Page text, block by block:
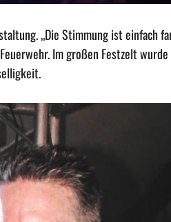
„Die Stimmung ist einfach
Im großen Festzelt